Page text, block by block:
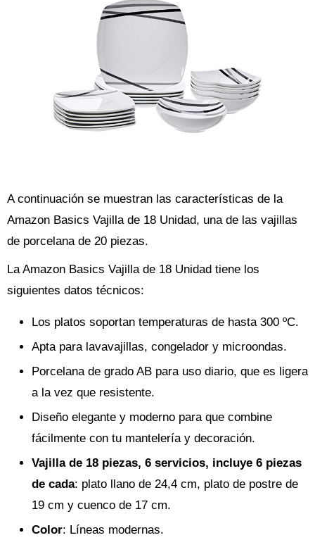
A continuación se muestran las características de la
Amazon Basics Vajilla de 18 Unidad, una de las vajillas
de porcelana de 20 piezas.
La Amazon Basics Vajilla de 18 Unidad tiene los
siguientes datos técnicos:
Los platos soportan temperaturas de hasta 300 ºC.
Apta para lavavajillas, congelador y microondas.
Porcelana de grado AB para uso diario, que es ligera
a la vez que resistente.
Diseño elegante y moderno para que combine
fácilmente con tu mantelería y decoración.
Vajilla de 18 piezas, 6 servicios, incluye 6 piezas
de cada: plato llano de 24,4 cm, plato de postre de
19 cm y cuenco de 17 cm.
Color: Líneas modernas.